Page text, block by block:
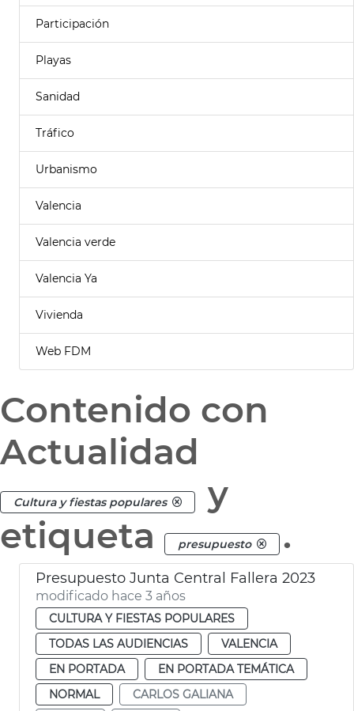
Participación
Playas
Sanidad
Tráfico
Urbanismo
Valencia
Valencia verde
Valencia Ya
Vivienda
Web FDM
Contenido con
Actualidad
Cultura y fiestas populares
y
etiqueta
presupuesto .
Presupuesto Junta Central Fallera 2023
modificado hace 3 años
CULTURA Y FIESTAS POPULARES
TODAS LAS AUDIENCIAS
VALENCIA
EN PORTADA
EN PORTADA TEMÁTICA
NORMAL
CARLOS GALIANA